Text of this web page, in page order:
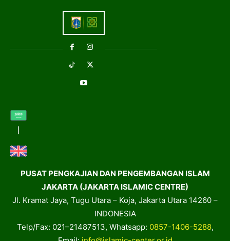
PUSAT PENGKAJIAN DAN PENGEMBANGAN ISLAM
JAKARTA (JAKARTA ISLAMIC CENTRE)
Jl. Kramat Jaya, Tugu Utara – Koja, Jakarta Utara 14260 –
INDONESIA
Telp/Fax: 021–21487513, Whatsapp: 0857-1406-5288,